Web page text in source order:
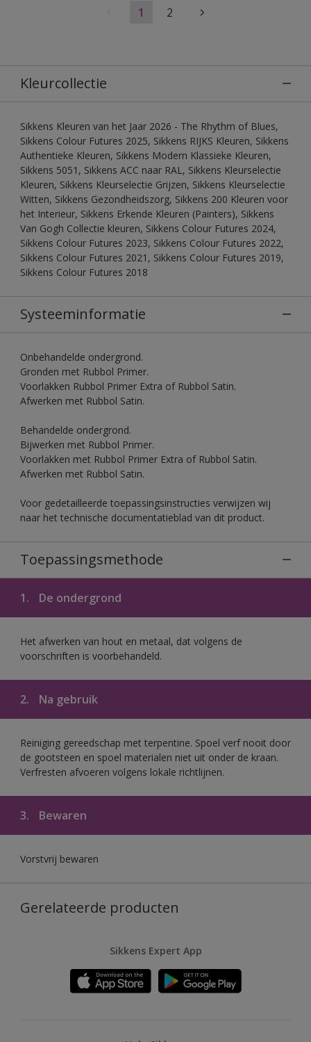
1 2
Kleurcollectie
Sikkens Kleuren van het Jaar 2026 - The Rhythm of Blues,
Sikkens Colour Futures 2025, Sikkens RIJKS Kleuren, Sikkens
Authentieke Kleuren, Sikkens Modern Klassieke Kleuren,
Sikkens 5051, Sikkens ACC naar RAL, Sikkens Kleurselectie
Kleuren, Sikkens Kleurselectie Grijzen, Sikkens Kleurselectie
Witten, Sikkens Gezondheidszorg, Sikkens 200 Kleuren voor
het Interieur, Sikkens Erkende Kleuren (Painters), Sikkens
Van Gogh Collectie kleuren, Sikkens Colour Futures 2024,
Sikkens Colour Futures 2023, Sikkens Colour Futures 2022,
Sikkens Colour Futures 2021, Sikkens Colour Futures 2019,
Sikkens Colour Futures 2018
Systeeminformatie
Onbehandelde ondergrond.
Gronden met Rubbol Primer.
Voorlakken Rubbol Primer Extra of Rubbol Satin.
Afwerken met Rubbol Satin.
Behandelde ondergrond.
Bijwerken met Rubbol Primer.
Voorlakken met Rubbol Primer Extra of Rubbol Satin.
Afwerken met Rubbol Satin.
Voor gedetailleerde toepassingsinstructies verwijzen wij
naar het technische documentatieblad van dit product.
Toepassingsmethode
1. De ondergrond
Het afwerken van hout en metaal, dat volgens de
voorschriften is voorbehandeld.
2. Na gebruik
Reiniging gereedschap met terpentine. Spoel verf nooit door
de gootsteen en spoel materialen niet uit onder de kraan.
Verfresten afvoeren volgens lokale richtlijnen.
3. Bewaren
Vorstvrij bewaren
Gerelateerde producten
Sikkens Expert App